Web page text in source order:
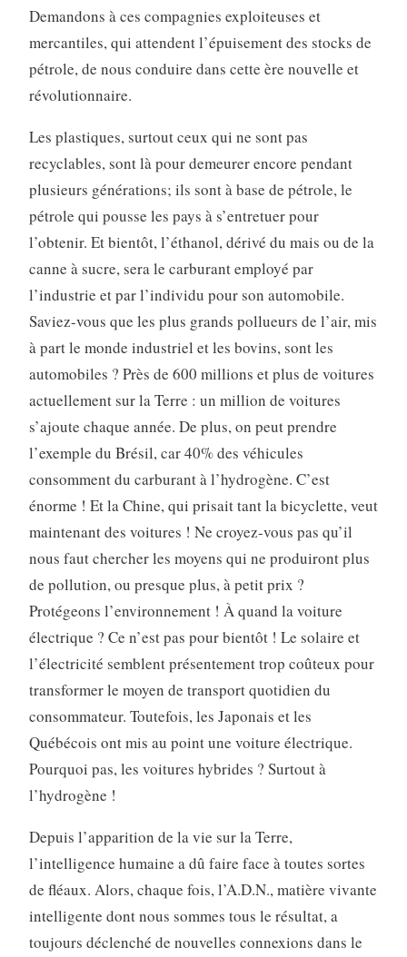
Demandons à ces compagnies exploiteuses et
mercantiles, qui attendent l’épuisement des stocks de
pétrole, de nous conduire dans cette ère nouvelle et
révolutionnaire.
Les plastiques, surtout ceux qui ne sont pas
recyclables, sont là pour demeurer encore pendant
plusieurs générations; ils sont à base de pétrole, le
pétrole qui pousse les pays à s’entretuer pour
l’obtenir. Et bientôt, l’éthanol, dérivé du mais ou de la
canne à sucre, sera le carburant employé par
l’industrie et par l’individu pour son automobile.
Saviez-vous que les plus grands pollueurs de l’air, mis
à part le monde industriel et les bovins, sont les
automobiles ? Près de 600 millions et plus de voitures
actuellement sur la Terre : un million de voitures
s’ajoute chaque année. De plus, on peut prendre
l’exemple du Brésil, car 40% des véhicules
consomment du carburant à l’hydrogène. C’est
énorme ! Et la Chine, qui prisait tant la bicyclette, veut
maintenant des voitures ! Ne croyez-vous pas qu’il
nous faut chercher les moyens qui ne produiront plus
de pollution, ou presque plus, à petit prix ?
Protégeons l’environnement ! À quand la voiture
électrique ? Ce n’est pas pour bientôt ! Le solaire et
l’électricité semblent présentement trop coûteux pour
transformer le moyen de transport quotidien du
consommateur. Toutefois, les Japonais et les
Québécois ont mis au point une voiture électrique.
Pourquoi pas, les voitures hybrides ? Surtout à
l’hydrogène !
Depuis l’apparition de la vie sur la Terre,
l’intelligence humaine a dû faire face à toutes sortes
de fléaux. Alors, chaque fois, l’A.D.N., matière vivante
intelligente dont nous sommes tous le résultat, a
toujours déclenché de nouvelles connexions dans le